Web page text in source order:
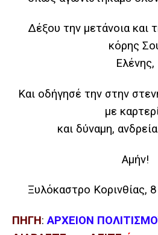
Δέξου την μετάνοια και
κόρης
Ελένης,
Και οδήγησέ την στην
με
και δύναμη,
Αμήν!
Ξυλόκαστρο Κορινθίας,
ΠΗΓΗ:ΑΡΧΕΙΟΝ